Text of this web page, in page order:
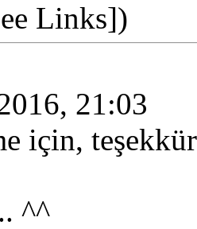
Links])
21:03
için,
^^